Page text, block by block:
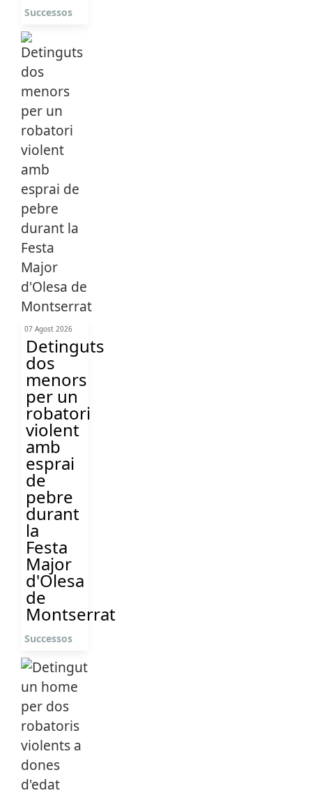
Successos
07 Agost 2026
Detinguts
dos
menors
per un
robatori
violent
amb
esprai
de
pebre
durant
la
Festa
Major
d'Olesa
de
Montserrat
Successos